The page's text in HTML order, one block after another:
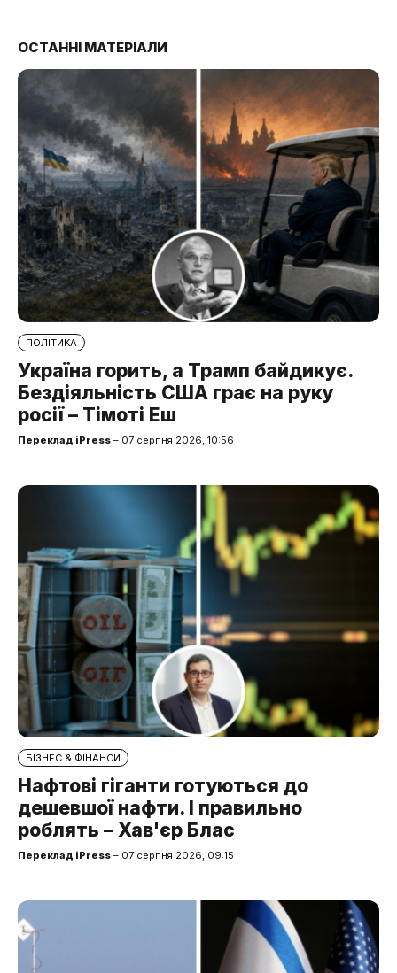
ОСТАННІ МАТЕРІАЛИ
ПОЛІТИКА
Україна горить, а Трамп байдикує.
Бездіяльність США грає на руку
росії – Тімоті Еш
Переклад iPress – 07 серпня 2026, 10:56
БІЗНЕС & ФІНАНСИ
Нафтові гіганти готуються до
дешевшої нафти. І правильно
роблять – Хав'єр Блас
Переклад iPress – 07 серпня 2026, 09:15